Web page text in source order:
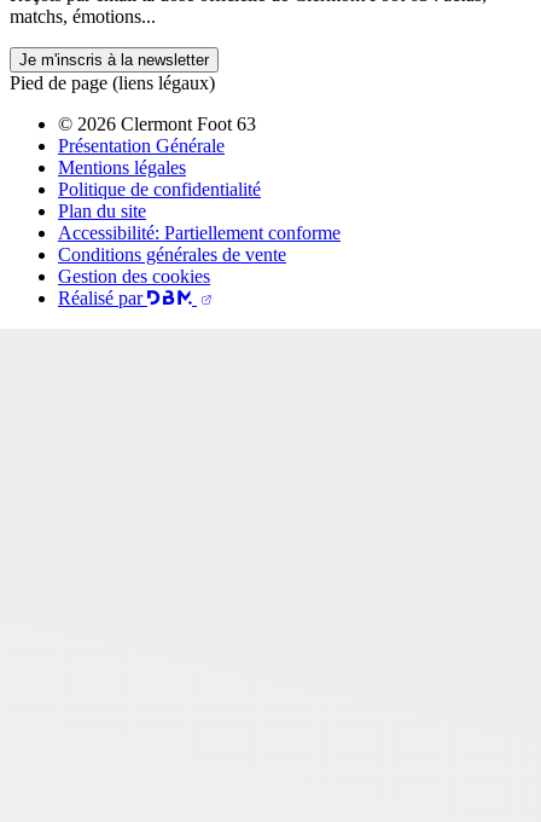
matchs, émotions...
Je m'inscris à la newsletter
Pied de page (liens légaux)
© 2026 Clermont Foot 63
Présentation Générale
Mentions légales
Politique de confidentialité
Plan du site
Accessibilité: Partiellement conforme
Conditions générales de vente
Gestion des cookies
Réalisé par